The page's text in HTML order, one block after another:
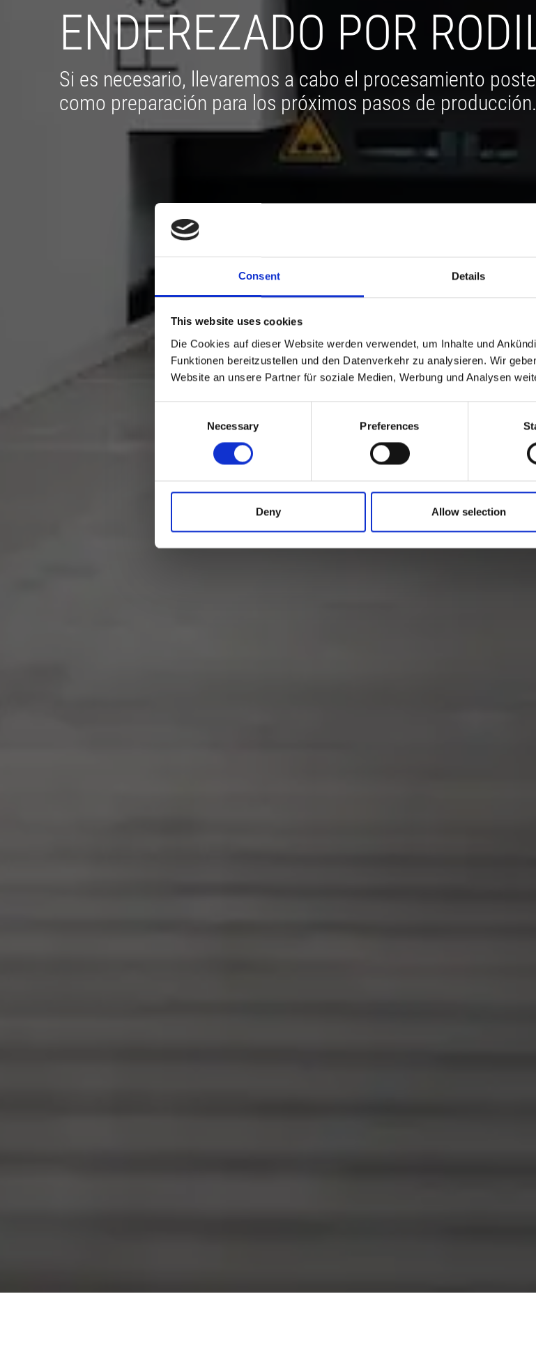
Consent Details
This website uses cookies
Die Cookies auf dieser Website werden verwendet, um Inhalte und
Funktionen bereitzustellen und den Datenverkehr zu analysieren. Wir
Website an unsere Partner für soziale Medien, Werbung und Analysen
Necessary Preferences
Deny Allow selection
ENDEREZADO POR
Si es necesario, llevaremos a cabo el procesamiento
como preparación para los próximos pasos de